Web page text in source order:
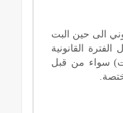
الى حين البت
القانونية
(إن وجدت) سواء من قبل